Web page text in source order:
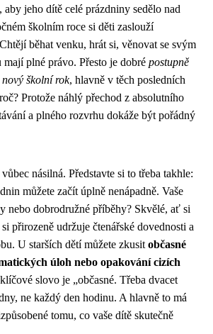
aby jeho dítě celé prázdniny sedělo nad
školním roce si děti zaslouží
běhat venku, hrát si, věnovat se svým
plné právo. Přesto je dobré postupně
školní rok, hlavně v těch posledních
Protože náhlý přechod z absolutního
a plného rozvrhu dokáže být pořádný
násilná. Představte si to třeba takhle:
můžete začít úplně nenápadně. Vaše
nebo dobrodružné příběhy? Skvělé, ať si
přirozeně udržuje čtenářské dovednosti a
U starších dětí můžete zkusit občasné
úloh nebo opakování cizích
slovo je „občasné. Třeba dvacet
ne každý den hodinu. A hlavně to má
tomu, co vaše dítě skutečně